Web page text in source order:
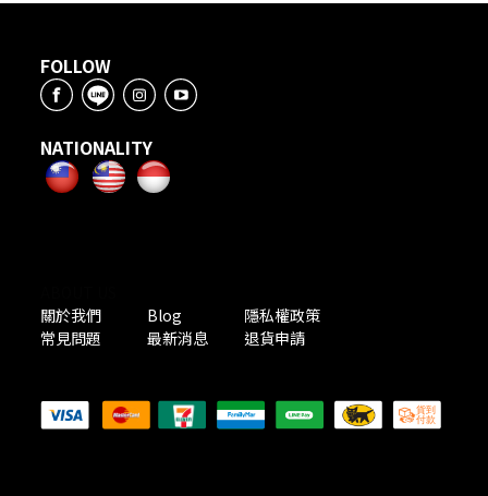
FOLLOW
NATIONALITY
關於我們
Blog
隱私權政策
常見問題
最新消息 退貨申請